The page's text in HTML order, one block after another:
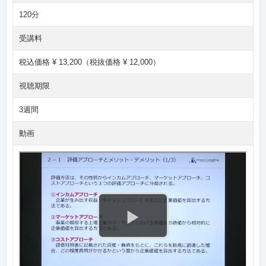
120分
受講料
税込価格 ¥ 13,200（税抜価格 ¥ 12,000）
視聴期限
3週間
動画